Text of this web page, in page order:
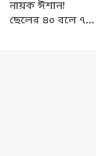
নায়ক ঈশান!
ছেলের ৪০ বলে ৭৭